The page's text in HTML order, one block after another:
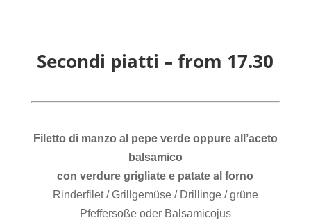
Secondi piatti – from 17.30
Filetto di manzo al pepe verde oppure all’aceto
balsamico
con verdure grigliate e patate al forno
Rinderfilet / Grillgemüse / Drillinge / grüne
Pfeffersoße oder Balsamicojus